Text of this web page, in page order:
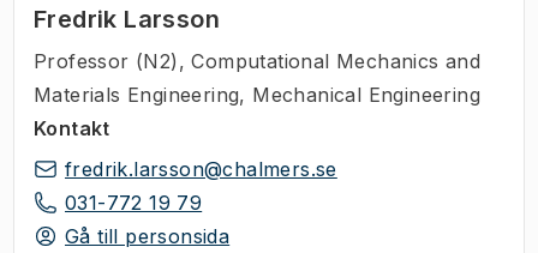
Fredrik Larsson
Professor (N2) , Computational Mechanics and
Materials Engineering, Mechanical Engineering
Kontakt
fredrik.larsson@chalmers.se
031-772 19 79
Gå till personsida